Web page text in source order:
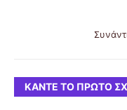
ΚΆΝΤΕ ΤΟ ΠΡΏΤΟ